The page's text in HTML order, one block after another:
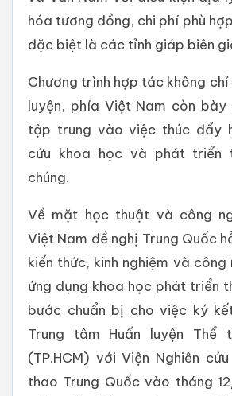
hóa tương đồng, chi phí phù
đặc biệt là các tỉnh giáp biên
Chương trình hợp tác không chỉ
luyện, phía Việt Nam còn bày
tập trung vào việc thúc đẩy
cứu khoa học và phát triển
chúng.
Về mặt học thuật và công
Việt Nam đề nghị Trung Quốc
kiến thức, kinh nghiệm và
ứng dụng khoa học phát triển
bước chuẩn bị cho việc ký
Trung tâm Huấn luyện Thể
(TP.HCM) với Viện Nghiên
thao Trung Quốc vào tháng